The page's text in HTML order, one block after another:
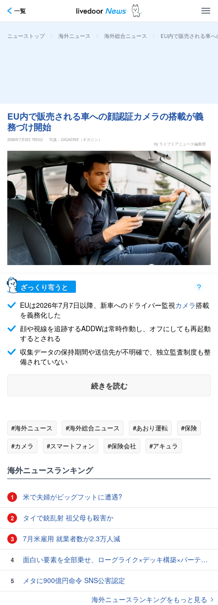
一覧
ニューストップ > 海外ニュース > 海外総合ニュース > EU内で販売される車
EU内で販売される車への顔認証カメラの搭載が義
務づけ開始
2026年7月9日 7時0分
写真：GIGAZINE（ギガジン）
by ライブドアニュース編集部
ざっくり言うと
EUは2026年7月7日以降、新車へのドライバー監視カメラ搭載
を義務化した
顔や視線を追跡するADDWは常時作動し、オフにしても再起動
するとされる
収集データの保持期間や送信先が不明確で、独立監査制度も整
備されていない
続きを読む
#海外ニュース #海外総合ニュース #あおり運転
#保険
#カメラ
#スマートフォン #保険会社
#アキュラ
海外ニュースランキング
1 米で夫婦がビッグフットに遭遇?
2 タイで銃乱射 祖父母も殺害か
3 7月米雇用 就業者数が2.3万人減
4 面白い要素を全部乗せ、ローグライク×デッキ構築×パーティ制RPGの「Chrono Ark」を遊んでみた
5
メタに900億円命令 SNS公害認定
海外ニュースランキングをもっと見る